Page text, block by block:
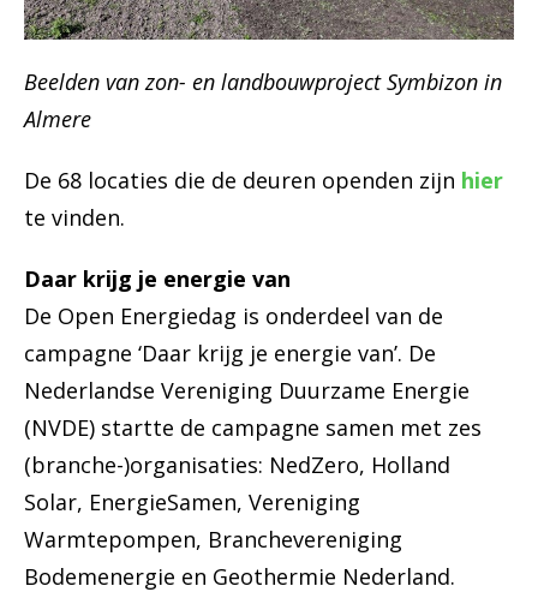
Beelden van zon- en landbouwproject Symbizon in
Almere
De 68 locaties die de deuren openden zijn hier
te vinden.
Daar krijg je energie van
De Open Energiedag is onderdeel van de
campagne ‘Daar krijg je energie van’. De
Nederlandse Vereniging Duurzame Energie
(NVDE) startte de campagne samen met zes
(branche-)organisaties: NedZero, Holland
Solar, EnergieSamen, Vereniging
Warmtepompen, Branchevereniging
Bodemenergie en Geothermie Nederland.